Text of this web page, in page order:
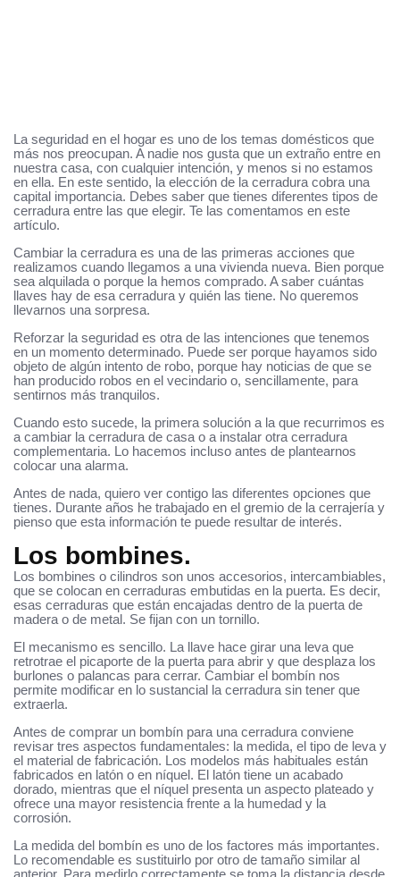
La seguridad en el hogar es uno de los temas domésticos que
más nos preocupan. A nadie nos gusta que un extraño entre en
nuestra casa, con cualquier intención, y menos si no estamos
en ella. En este sentido, la elección de la cerradura cobra una
capital importancia. Debes saber que tienes diferentes tipos de
cerradura entre las que elegir. Te las comentamos en este
artículo.
Cambiar la cerradura es una de las primeras acciones que
realizamos cuando llegamos a una vivienda nueva. Bien porque
sea alquilada o porque la hemos comprado. A saber cuántas
llaves hay de esa cerradura y quién las tiene. No queremos
llevarnos una sorpresa.
Reforzar la seguridad es otra de las intenciones que tenemos
en un momento determinado. Puede ser porque hayamos sido
objeto de algún intento de robo, porque hay noticias de que se
han producido robos en el vecindario o, sencillamente, para
sentirnos más tranquilos.
Cuando esto sucede, la primera solución a la que recurrimos es
a cambiar la cerradura de casa o a instalar otra cerradura
complementaria. Lo hacemos incluso antes de plantearnos
colocar una alarma.
Antes de nada, quiero ver contigo las diferentes opciones que
tienes. Durante años he trabajado en el gremio de la cerrajería y
pienso que esta información te puede resultar de interés.
Los bombines.
Los bombines o cilindros son unos accesorios, intercambiables,
que se colocan en cerraduras embutidas en la puerta. Es decir,
esas cerraduras que están encajadas dentro de la puerta de
madera o de metal. Se fijan con un tornillo.
El mecanismo es sencillo. La llave hace girar una leva que
retrotrae el picaporte de la puerta para abrir y que desplaza los
burlones o palancas para cerrar. Cambiar el bombín nos
permite modificar en lo sustancial la cerradura sin tener que
extraerla.
Antes de comprar un bombín para una cerradura conviene
revisar tres aspectos fundamentales: la medida, el tipo de leva y
el material de fabricación. Los modelos más habituales están
fabricados en latón o en níquel. El latón tiene un acabado
dorado, mientras que el níquel presenta un aspecto plateado y
ofrece una mayor resistencia frente a la humedad y la
corrosión.
La medida del bombín es uno de los factores más importantes.
Lo recomendable es sustituirlo por otro de tamaño similar al